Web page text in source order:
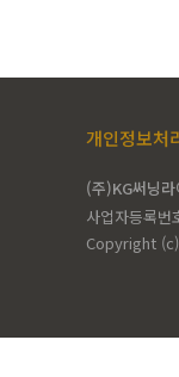
개인정보처
(주)KG써닝라
사업자등록
Copyright